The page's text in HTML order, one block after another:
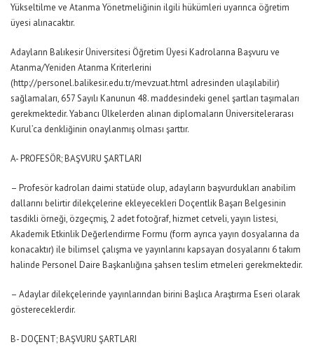
Yükseltilme ve Atanma Yönetmeliğinin ilgili hükümleri uyarınca öğretim
üyesi alınacaktır.
Adayların Balıkesir Üniversitesi Öğretim Üyesi Kadrolarına Başvuru ve
Atanma/Yeniden Atanma Kriterlerini
(http://personel.balikesir.edu.tr/mevzuat.html adresinden ulaşılabilir)
sağlamaları, 657 Sayılı Kanunun 48. maddesindeki genel şartları taşımaları
gerekmektedir. Yabancı Ülkelerden alınan diplomaların Üniversitelerarası
Kurul’ca denkliğinin onaylanmış olması şarttır.
A- PROFESÖR; BAŞVURU ŞARTLARI
– Profesör kadroları daimi statüde olup, adayların başvurdukları anabilim
dallarını belirtir dilekçelerine ekleyecekleri Doçentlik Başarı Belgesinin
tasdikli örneği, özgeçmiş, 2 adet fotoğraf, hizmet cetveli, yayın listesi,
Akademik Etkinlik Değerlendirme Formu (form ayrıca yayın dosyalarına da
konacaktır) ile bilimsel çalışma ve yayınlarını kapsayan dosyalarını 6 takım
halinde Personel Daire Başkanlığına şahsen teslim etmeleri gerekmektedir.
– Adaylar dilekçelerinde yayınlarından birini Başlıca Araştırma Eseri olarak
göstereceklerdir.
B- DOÇENT; BAŞVURU ŞARTLARI